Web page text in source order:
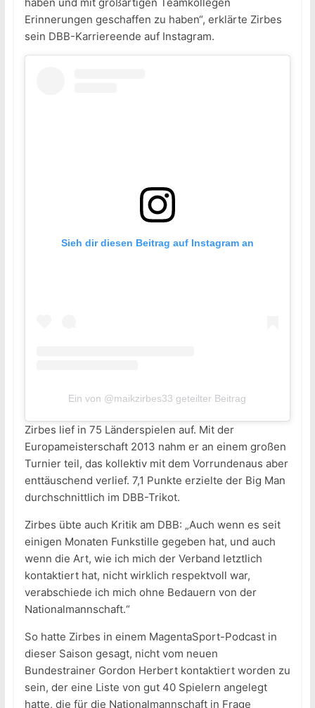
Erinnerungen geschaffen zu haben“, erklärte Zirbes
sein DBB-Karriereende auf Instagram.
Sieh dir diesen Beitrag auf Instagram an
Ein von @maikzirbes33 geteilter Beitrag
Zirbes lief in 75 Länderspielen auf. Mit der
Europameisterschaft 2013 nahm er an einem großen
Turnier teil, das kollektiv mit dem Vorrundenaus aber
enttäuschend verlief. 7,1 Punkte erzielte der Big Man
durchschnittlich im DBB-Trikot.
Zirbes übte auch Kritik am DBB: „Auch wenn es seit
einigen Monaten Funkstille gegeben hat, und auch
wenn die Art, wie ich mich der Verband letztlich
kontaktiert hat, nicht wirklich respektvoll war,
verabschiede ich mich ohne Bedauern von der
Nationalmannschaft.“
So hatte Zirbes in einem MagentaSport-Podcast in
dieser Saison gesagt, nicht vom neuen
Bundestrainer Gordon Herbert kontaktiert worden zu
sein, der eine Liste von gut 40 Spielern angelegt
hatte, die für die Nationalmannschaft in Frage